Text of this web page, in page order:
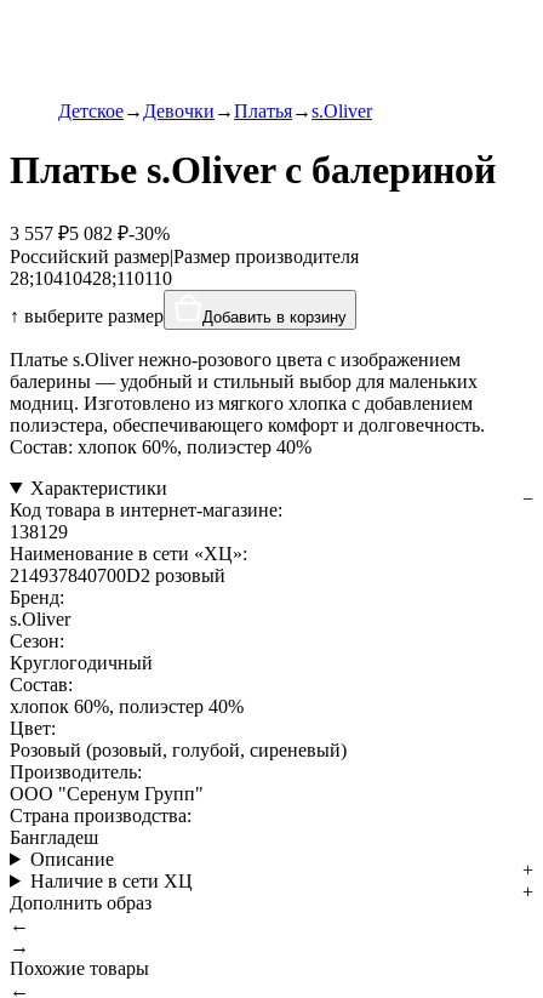
Детское Девочки Платья s.Oliver
Платье s.Oliver с балериной
3 557 ₽5 082 ₽-30%
Российский размер|Размер производителя
28;10410428;110110
↑ выберите размер
Добавить в корзину
Платье s.Oliver нежно-розового цвета с изображением
балерины — удобный и стильный выбор для маленьких
модниц. Изготовлено из мягкого хлопка с добавлением
полиэстера, обеспечивающего комфорт и долговечность.
Состав: хлопок 60%, полиэстер 40%
Характеристики
Код товара в интернет-магазине:
138129
Наименование в сети «ХЦ»:
214937840700D2 розовый
Бренд:
s.Oliver
Сезон:
Круглогодичный
Состав:
хлопок 60%, полиэстер 40%
Цвет:
Розовый (розовый, голубой, сиреневый)
Производитель:
ООО "Серенум Групп"
Страна производства:
Бангладеш
Описание
Наличие в сети ХЦ
Дополнить образ
←
→
Похожие товары
←